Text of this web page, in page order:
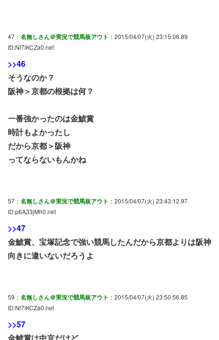
47： 名無しさん＠実況で競馬板アウト ：2015/04/07(火) 23:15:06.89
ID:Nl7iKCZa0.net
>>46
そうなのか？
阪神＞京都の根拠は何？
一番強かったのは金鯱賞
時計もよかったし
だから京都＞阪神
ってならないもんかね
57： 名無しさん＠実況で競馬板アウト ：2015/04/07(火) 23:43:12.97
ID:p6A33jMh0.net
>>47
金鯱賞、宝塚記念で強い競馬したんだから京都よりは阪神
向きに違いないだろうよ
59： 名無しさん＠実況で競馬板アウト ：2015/04/07(火) 23:50:56.85
ID:Nl7iKCZa0.net
>>57
金鯱賞は中京だけど